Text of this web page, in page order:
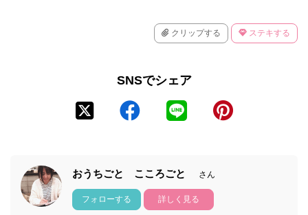
クリップする ステキする
SNSでシェア
おうちごと こころごと さん
フォローする 詳しく見る